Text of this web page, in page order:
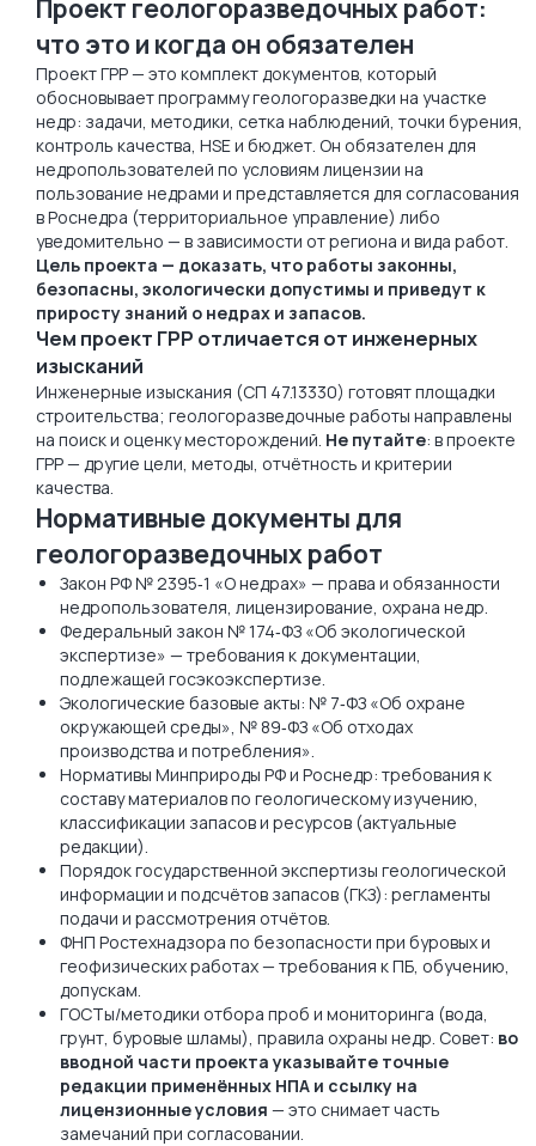
Проект геологоразведочных работ:
что это и когда он обязателен
Проект ГРР — это комплект документов, который
обосновывает программу геологоразведки на участке
недр: задачи, методики, сетка наблюдений, точки бурения,
контроль качества, HSE и бюджет. Он обязателен для
недропользователей по условиям лицензии на
пользование недрами и представляется для согласования
в Роснедра (территориальное управление) либо
уведомительно — в зависимости от региона и вида работ.
Цель проекта — доказать, что работы законны,
безопасны, экологически допустимы и приведут к
приросту знаний о недрах и запасов.
Чем проект ГРР отличается от инженерных
изысканий
Инженерные изыскания (СП 47.13330) готовят площадки
строительства; геологоразведочные работы направлены
на поиск и оценку месторождений. Не путайте: в проекте
ГРР — другие цели, методы, отчётность и критерии
качества.
Нормативные документы для
геологоразведочных работ
Закон РФ № 2395‑1 «О недрах» — права и обязанности
недропользователя, лицензирование, охрана недр.
Федеральный закон № 174‑ФЗ «Об экологической
экспертизе» — требования к документации,
подлежащей госэкоэкспертизе.
Экологические базовые акты: № 7‑ФЗ «Об охране
окружающей среды», № 89‑ФЗ «Об отходах
производства и потребления».
Нормативы Минприроды РФ и Роснедр: требования к
составу материалов по геологическому изучению,
классификации запасов и ресурсов (актуальные
редакции).
Порядок государственной экспертизы геологической
информации и подсчётов запасов (ГКЗ): регламенты
подачи и рассмотрения отчётов.
ФНП Ростехнадзора по безопасности при буровых и
геофизических работах — требования к ПБ, обучению,
допускам.
ГОСТы/методики отбора проб и мониторинга (вода,
грунт, буровые шламы), правила охраны недр. Совет: во
вводной части проекта указывайте точные
редакции применённых НПА и ссылку на
лицензионные условия — это снимает часть
замечаний при согласовании.